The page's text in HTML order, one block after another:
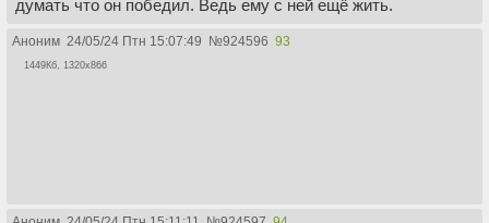
думать что он победил. Ведь ему с ней ещё жить.
Аноним 24/05/24 Птн 15:07:49 №924596 93
1449Кб, 1320x866